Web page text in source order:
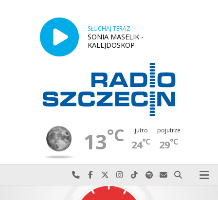
SŁUCHAJ TERAZ
SONIA MASELIK -
KALEJDOSKOP
13°C jutro
24°C
pojutrze
29°C
Najlepiej po prostu do nas zadzwoń
Odwiedź nas na Facebook-u
Odwiedź nas na X
Odwiedź nas na Instagram-ie
Odwiedź nas na TikTok-u
Szukaj nas na Spotify
Wyślij do nas
Szukaj